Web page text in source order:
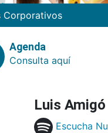
Corporativos
Agenda
Consulta aquí
Luis
Escucha